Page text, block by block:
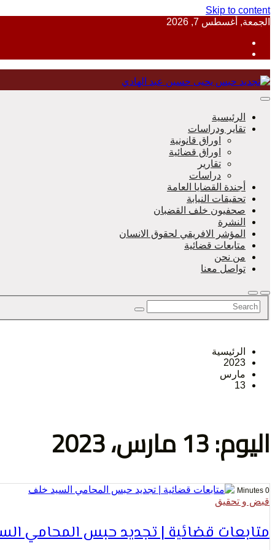
Skip to content
الجمعة, أغسطس 7, 2026
الرأي
الإنسان
منظمة حقوقية مصرية تدافع عن حقوق الانسان
الرئيسية
تقاير ودراسات
اوراق قانونية
اوراق قضائية
تقارير
دراسات
أجندة القضايا العامة
تحقيقات النيابة
صحفيون خلف القضبان
النشرة
المؤشر الافريقي لحقوق الانسان
متابعات قضائية
من نحن
تواصل معنا
الرئيسية
2023
مارس
13
اليوم: 13 مارس، 2023
0 Minutes
قبض و تحقيق
متابعات قضائية | تجديد حبس المحامي